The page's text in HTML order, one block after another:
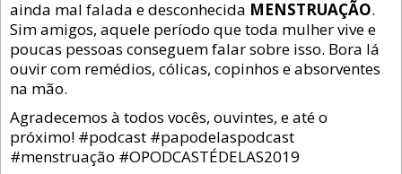
ainda mal falada e desconhecida MENSTRUAÇÃO.
Sim amigos, aquele período que toda mulher vive e
poucas pessoas conseguem falar sobre isso. Bora lá
ouvir com remédios, cólicas, copinhos e absorventes
na mão.
Agradecemos à todos vocês, ouvintes, e até o
próximo! #podcast #papodelaspodcast
#menstruação #OPODCASTÉDELAS2019